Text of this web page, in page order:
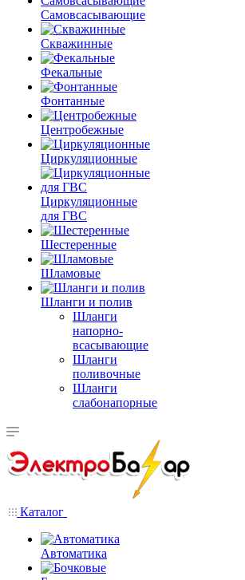
Самовсасывающие
Скважинные
Фекальные
Фонтанные
Центробежные
Циркуляционные
Циркуляционные
для ГВС
Шестеренные
Шламовые
Шланги и полив
Шланги
напорно-
всасывающие
Шланги
поливочные
Шланги
слабонапорные
Каталог
Автоматика